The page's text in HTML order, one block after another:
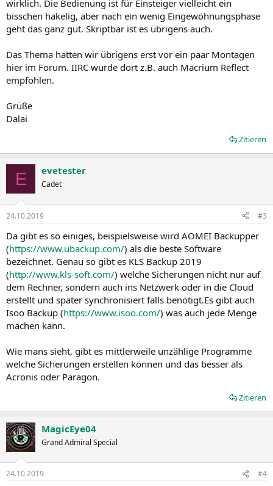
wirklich. Die Bedienung ist für Einsteiger vielleicht ein
bisschen hakelig, aber nach ein wenig Eingewöhnungsphase
geht das ganz gut. Skriptbar ist es übrigens auch.
Das Thema hatten wir übrigens erst vor ein paar Montagen
hier im Forum. IIRC wurde dort z.B. auch Macrium Reflect
empfohlen.
Grüße
Dalai
Zitieren
E evetester
Cadet
24.10.2019 #3
Da gibt es so einiges, beispielsweise wird AOMEI Backupper
(https://www.ubackup.com/) als die beste Software
bezeichnet. Genau so gibt es KLS Backup 2019
(http://www.kls-soft.com/) welche Sicherungen nicht nur auf
dem Rechner, sondern auch ins Netzwerk oder in die Cloud
erstellt und später synchronisiert falls benötigt.Es gibt auch
Isoo Backup (https://www.isoo.com/) was auch jede Menge
machen kann.
Wie mans sieht, gibt es mittlerweile unzählige Programme
welche Sicherungen erstellen können und das besser als
Acronis oder Paragon.
Zitieren
MagicEye04
Grand Admiral Special
24.10.2019 #4